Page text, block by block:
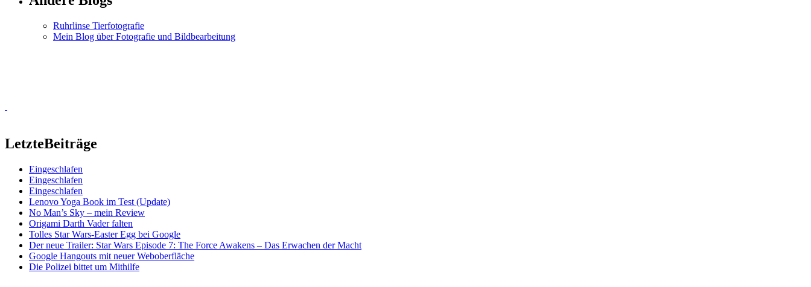
Ruhrlinse Tierfotografie
Mein Blog über Fotografie und Bildbearbeitung
LetzteBeiträge
Eingeschlafen
Eingeschlafen
Eingeschlafen
Lenovo Yoga Book im Test (Update)
No Man’s Sky – mein Review
Origami Darth Vader falten
Tolles Star Wars-Easter Egg bei Google
Der neue Trailer: Star Wars Episode 7: The Force Awakens – Das Erwachen der Macht
Google Hangouts mit neuer Weboberfläche
Die Polizei bittet um Mithilfe